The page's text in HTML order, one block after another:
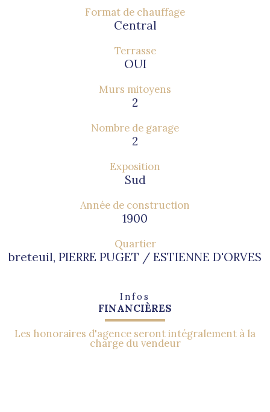
Format de chauffage
Central
Terrasse
OUI
Murs mitoyens
2
Nombre de garage
2
Exposition
Sud
Année de construction
1900
Quartier
breteuil, PIERRE PUGET / ESTIENNE D'ORVES
Infos
FINANCIÈRES
Les honoraires d'agence seront intégralement à la
charge du vendeur